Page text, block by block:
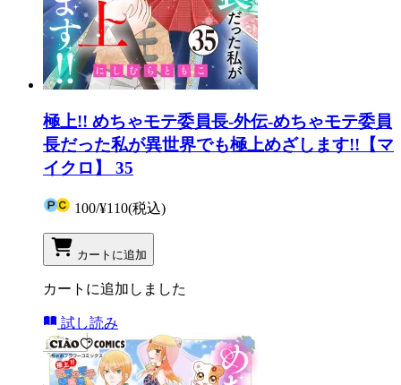
極上!! めちゃモテ委員長-外伝-めちゃモテ委員
長だった私が異世界でも極上めざします!!【マ
イクロ】 35
100/¥110(税込)
カートに追加
カートに追加しました
試し読み